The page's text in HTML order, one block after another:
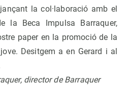
la col·laboració amb el
la Beca Impulsa Barraquer,
paper en la promoció de la
Desitgem a en Gerard i al
director de Barraquer